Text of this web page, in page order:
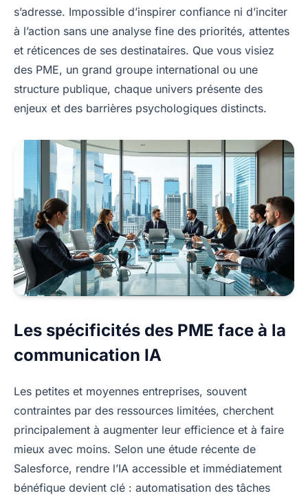
s’adresse. Impossible d’inspirer confiance ni d’inciter
à l’action sans une analyse fine des priorités, attentes
et réticences de ses destinataires. Que vous visiez
des PME, un grand groupe international ou une
structure publique, chaque univers présente des
enjeux et des barrières psychologiques distincts.
Les spécificités des PME face à la
communication IA
Les petites et moyennes entreprises, souvent
contraintes par des ressources limitées, cherchent
principalement à augmenter leur efficience et à faire
mieux avec moins. Selon une étude récente de
Salesforce, rendre l’IA accessible et immédiatement
bénéfique devient clé : automatisation des tâches